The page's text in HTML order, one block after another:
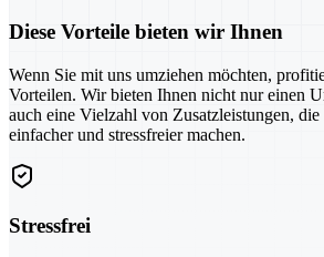
Diese Vorteile bieten wir Ihnen
Wenn Sie mit uns umziehen möchten,
Vorteilen. Wir bieten Ihnen nicht nur einen
auch eine Vielzahl von Zusatzleistungen,
einfacher und stressfreier machen.
Stressfrei